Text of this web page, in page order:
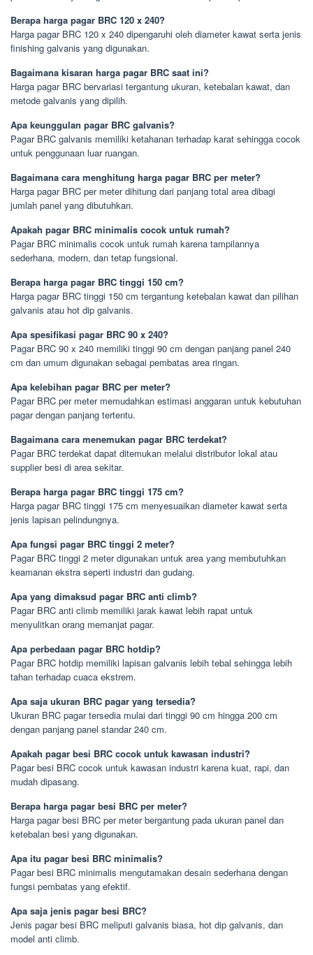
Berapa harga pagar BRC 120 x 240?
Harga pagar BRC 120 x 240 dipengaruhi oleh diameter kawat serta jenis
finishing galvanis yang digunakan.
Bagaimana kisaran harga pagar BRC saat ini?
Harga pagar BRC bervariasi tergantung ukuran, ketebalan kawat, dan
metode galvanis yang dipilih.
Apa keunggulan pagar BRC galvanis?
Pagar BRC galvanis memiliki ketahanan terhadap karat sehingga cocok
untuk penggunaan luar ruangan.
Bagaimana cara menghitung harga pagar BRC per meter?
Harga pagar BRC per meter dihitung dari panjang total area dibagi
jumlah panel yang dibutuhkan.
Apakah pagar BRC minimalis cocok untuk rumah?
Pagar BRC minimalis cocok untuk rumah karena tampilannya
sederhana, modern, dan tetap fungsional.
Berapa harga pagar BRC tinggi 150 cm?
Harga pagar BRC tinggi 150 cm tergantung ketebalan kawat dan pilihan
galvanis atau hot dip galvanis.
Apa spesifikasi pagar BRC 90 x 240?
Pagar BRC 90 x 240 memiliki tinggi 90 cm dengan panjang panel 240
cm dan umum digunakan sebagai pembatas area ringan.
Apa kelebihan pagar BRC per meter?
Pagar BRC per meter memudahkan estimasi anggaran untuk kebutuhan
pagar dengan panjang tertentu.
Bagaimana cara menemukan pagar BRC terdekat?
Pagar BRC terdekat dapat ditemukan melalui distributor lokal atau
supplier besi di area sekitar.
Berapa harga pagar BRC tinggi 175 cm?
Harga pagar BRC tinggi 175 cm menyesuaikan diameter kawat serta
jenis lapisan pelindungnya.
Apa fungsi pagar BRC tinggi 2 meter?
Pagar BRC tinggi 2 meter digunakan untuk area yang membutuhkan
keamanan ekstra seperti industri dan gudang.
Apa yang dimaksud pagar BRC anti climb?
Pagar BRC anti climb memiliki jarak kawat lebih rapat untuk
menyulitkan orang memanjat pagar.
Apa perbedaan pagar BRC hotdip?
Pagar BRC hotdip memiliki lapisan galvanis lebih tebal sehingga lebih
tahan terhadap cuaca ekstrem.
Apa saja ukuran BRC pagar yang tersedia?
Ukuran BRC pagar tersedia mulai dari tinggi 90 cm hingga 200 cm
dengan panjang panel standar 240 cm.
Apakah pagar besi BRC cocok untuk kawasan industri?
Pagar besi BRC cocok untuk kawasan industri karena kuat, rapi, dan
mudah dipasang.
Berapa harga pagar besi BRC per meter?
Harga pagar besi BRC per meter bergantung pada ukuran panel dan
ketebalan besi yang digunakan.
Apa itu pagar besi BRC minimalis?
Pagar besi BRC minimalis mengutamakan desain sederhana dengan
fungsi pembatas yang efektif.
Apa saja jenis pagar besi BRC?
Jenis pagar besi BRC meliputi galvanis biasa, hot dip galvanis, dan
model anti climb.